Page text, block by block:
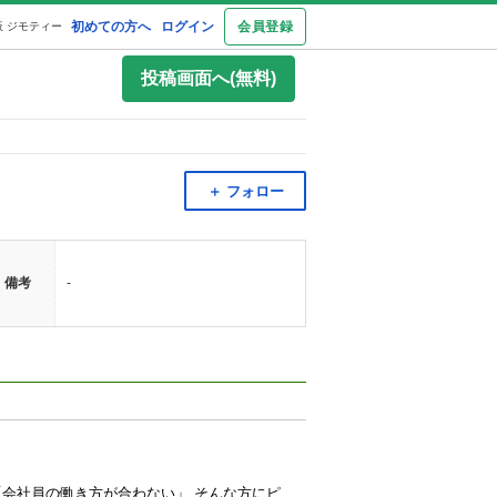
初めての方へ ログイン 会員登録
ジモティー
投稿画面へ(無料)
＋ フォロー
備考
-